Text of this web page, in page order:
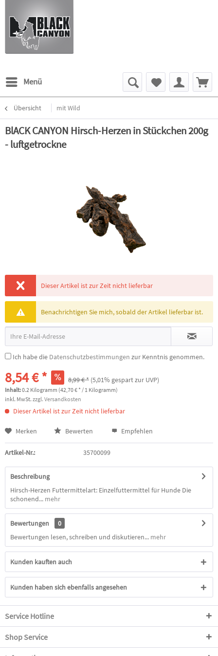
Menü
Übersicht mit Wild
BlACK CANYON Hirsch-Herzen in Stückchen 200g
- luftgetrockne
Dieser Artikel ist zur Zeit nicht lieferbar
Benachrichtigen Sie mich, sobald der Artikel lieferbar ist.
Ich habe die Datenschutzbestimmungen zur Kenntnis genommen.
8,54 € * 8,99 € * (5,01% gespart zur UVP)
Inhalt:0.2 Kilogramm (42,70 € * / 1 Kilogramm)
inkl. MwSt. zzgl. Versandkosten
Dieser Artikel ist zur Zeit nicht lieferbar
Merken Bewerten Empfehlen
Artikel-Nr.: 35700099
Beschreibung
Hirsch-Herzen Futtermittelart: Einzelfuttermittel für Hunde Die
schonend... mehr
Bewertungen
0
Bewertungen lesen, schreiben und diskutieren... mehr
Kunden kauften auch
Kunden haben sich ebenfalls angesehen
Service Hotline
Shop Service